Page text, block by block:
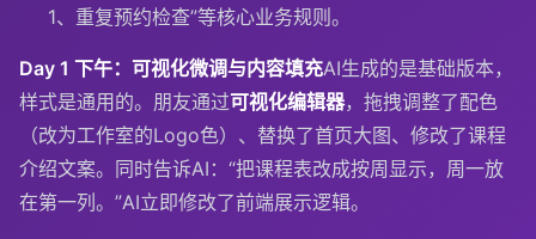
1、重复预约检查”等核心业务规则。
Day 1 下午：可视化微调与内容填充AI生成的是基础版本，
样式是通用的。朋友通过可视化编辑器，拖拽调整了配色
（改为工作室的Logo色）、替换了首页大图、修改了课程
介绍文案。同时告诉AI：“把课程表改成按周显示，周一放
在第一列。”AI立即修改了前端展示逻辑。